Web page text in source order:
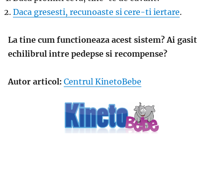
Daca gresesti, recunoaste si cere-ti iertare.
La tine cum functioneaza acest sistem? Ai gasit
echilibrul intre pedepse si recompense?
Autor articol: Centrul KinetoBebe